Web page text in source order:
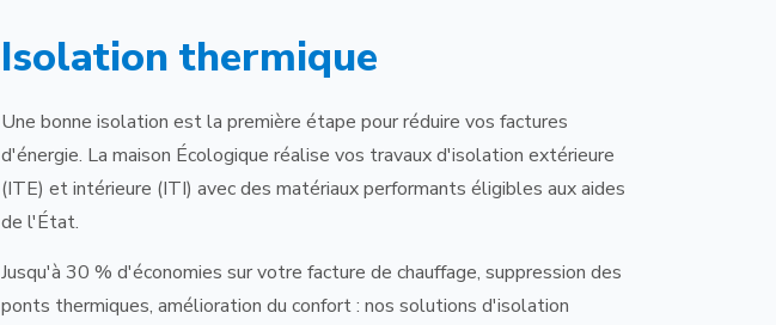
Isolation thermique
Une bonne isolation est la première étape pour réduire vos factures
d'énergie. La maison Écologique réalise vos travaux d'isolation extérieure
(ITE) et intérieure (ITI) avec des matériaux performants éligibles aux aides
de l'État.
Jusqu'à 30 % d'économies sur votre facture de chauffage, suppression des
ponts thermiques, amélioration du confort : nos solutions d'isolation